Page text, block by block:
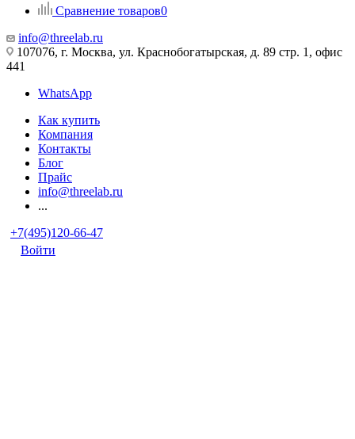
Сравнение товаров0
info@threelab.ru
107076, г. Москва, ул. Краснобогатырская, д. 89 стр. 1, офис
441
WhatsApp
Как купить
Компания
Контакты
Блог
Прайс
info@threelab.ru
...
+7(495)120-66-47
Войти